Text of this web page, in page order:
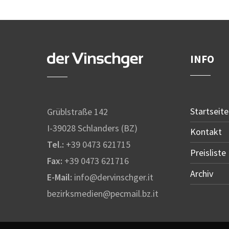
Grüblstraße 142
I-39028 Schlanders (BZ)
Tel.: +39 0473 621715
Fax: +39 0473 621716
E-Mail: info@dervinschger.it
bezirksmedien@pecmail.bz.it
INFO
Startseite
Kontakt
Preisliste
Archiv